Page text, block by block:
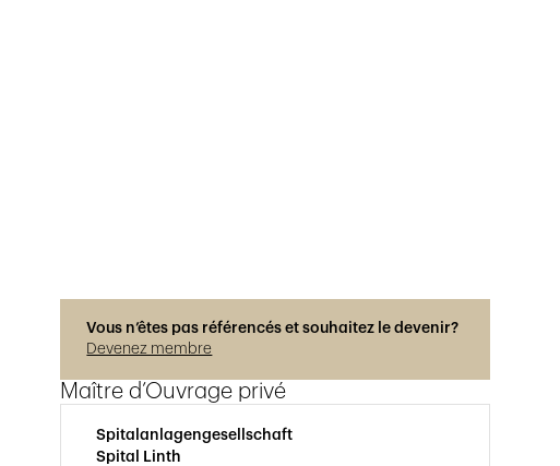
Vous n’êtes pas référencés et souhaitez le devenir?
Devenez membre
Maître d’Ouvrage privé
Spitalanlagengesellschaft
Spital Linth